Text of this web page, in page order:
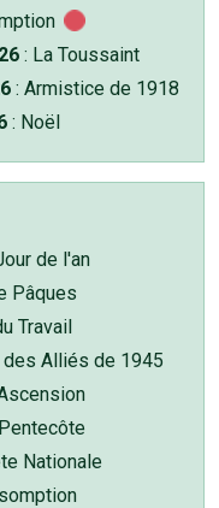
: La Toussaint
: Armistice de 1918
: Noël
de l'an
Pâques
Travail
des Alliés de 1945
Nationale